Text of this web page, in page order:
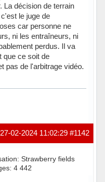
La décision de terrain
le juge de
car personne ne
ni les entraîneurs, ni
perdus. Il va
que ce soit de
pas de l'arbitrage vidéo.
#1142
27-02-2024 11:02:29
Strawberry fields
4 442